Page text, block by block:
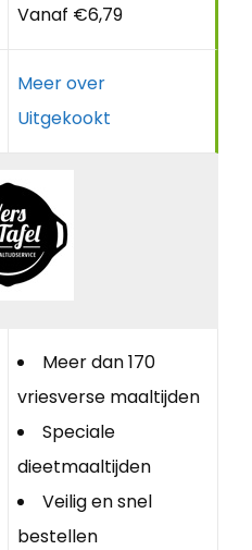
Vanaf €6,79
Meer over
Uitgekookt
Meer dan 170
vriesverse maaltijden
Speciale
dieetmaaltijden
Veilig en snel
bestellen